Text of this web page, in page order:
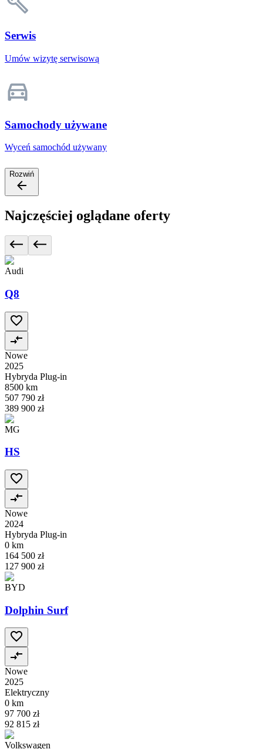
Serwis
Umów wizytę serwisową
Samochody używane
Wyceń samochód używany
Rozwiń
Najczęściej oglądane oferty
Audi
Q8
Nowe
2025
Hybryda Plug-in
8500 km
507 790 zł
389 900 zł
MG
HS
Nowe
2024
Hybryda Plug-in
0 km
164 500 zł
127 900 zł
BYD
Dolphin Surf
Nowe
2025
Elektryczny
0 km
97 700 zł
92 815 zł
Volkswagen